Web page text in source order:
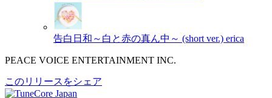
告白日和～白と赤の真ん中～ (short ver.) erica
PEACE VOICE ENTERTAINMENT INC.
このリリースをシェア